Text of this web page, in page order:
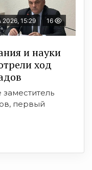
15:29 16
и науки
ход
первый